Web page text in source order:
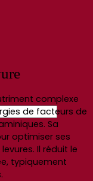
complexe
de facteurs de
Sa
optimiser ses
Il réduit le
typiquement